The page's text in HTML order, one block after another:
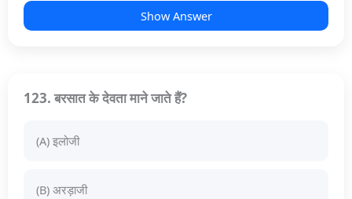
Show Answer
123. बरसात के देवता माने जाते हैं?
(A) इलोजी
(B) अरड़ाजी